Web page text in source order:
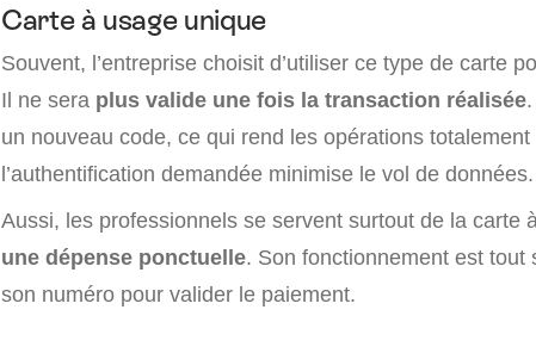
Carte à usage unique
Souvent, l’entreprise choisit d’utiliser ce type de carte
Il ne sera plus valide une fois la transaction réalisée
un nouveau code, ce qui rend les opérations
l’authentification demandée minimise le vol de données.
Aussi, les professionnels se servent surtout de la carte
une dépense ponctuelle. Son fonctionnement est
son numéro pour valider le paiement.